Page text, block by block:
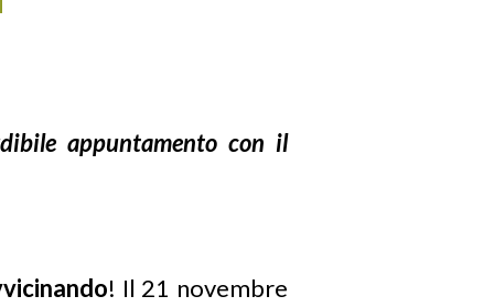
appuntamento con il
! Il 21 novembre